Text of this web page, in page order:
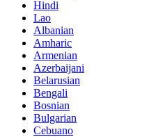
Hindi
Lao
Albanian
Amharic
Armenian
Azerbaijani
Belarusian
Bengali
Bosnian
Bulgarian
Cebuano